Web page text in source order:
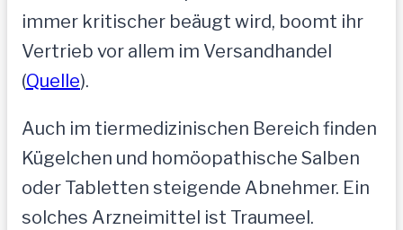
immer kritischer beäugt wird, boomt ihr
Vertrieb vor allem im Versandhandel
(Quelle).
Auch im tiermedizinischen Bereich finden
Kügelchen und homöopathische Salben
oder Tabletten steigende Abnehmer. Ein
solches Arzneimittel ist Traumeel.